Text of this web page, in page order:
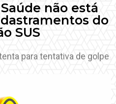
não está
do
SUS
para tentativa de golpe